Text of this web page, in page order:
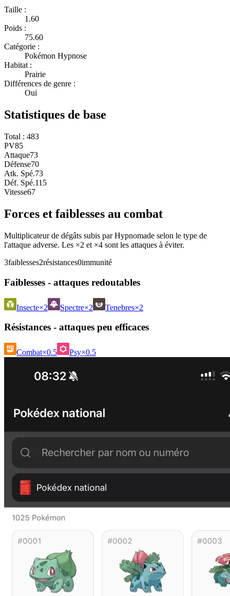
Taille :
1.60
Poids :
75.60
Catégorie :
Pokémon Hypnose
Habitat :
Prairie
Différences de genre :
Oui
Statistiques de base
Total : 483
PV85
Attaque73
Défense70
Atk. Spé.73
Déf. Spé.115
Vitesse67
Forces et faiblesses au combat
Multiplicateur de dégâts subis par Hypnomade selon le type de
l'attaque adverse. Les ×2 et ×4 sont les attaques à éviter.
3faiblesses2résistances0immunité
Faiblesses - attaques redoutables
Insecte×2 Spectre×2 Tenebres×2
Résistances - attaques peu efficaces
Combat×0.5 Psy×0.5